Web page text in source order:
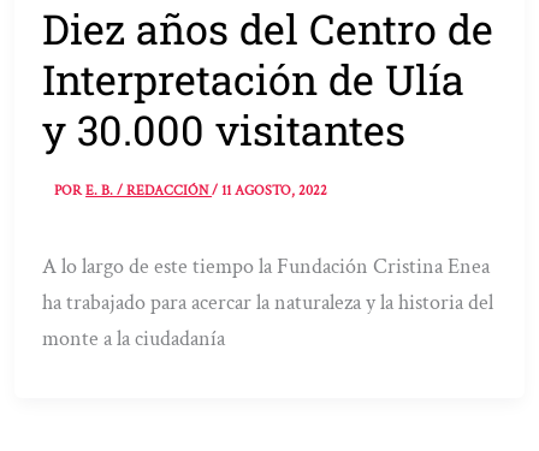
Diez años del Centro de
Interpretación de Ulía
y 30.000 visitantes
PORE. B. / REDACCIÓN/11 AGOSTO, 2022
A lo largo de este tiempo la Fundación Cristina Enea
ha trabajado para acercar la naturaleza y la historia del
monte a la ciudadanía